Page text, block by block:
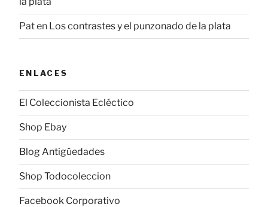
Paten Los contrastes y el punzonado de la plata
ENLACES
El Coleccionista Ecléctico
Shop Ebay
Blog Antigüedades
Shop Todocoleccion
Facebook Corporativo